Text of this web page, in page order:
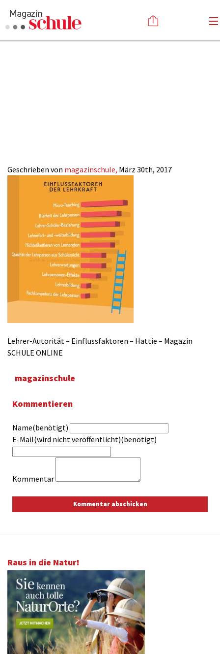
Geschrieben von magazinschule, März 30th, 2017
Lehrer-Autorität – Einflussfaktoren – Hattie – Magazin
SCHULE ONLINE
magazinschule
Kommentieren
Name(benötigt)
E-Mail(wird nicht veröffentlicht)(benötigt)
Kommentar
Raus in die Natur!